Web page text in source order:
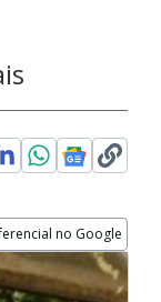
no Google